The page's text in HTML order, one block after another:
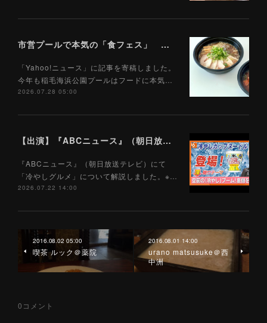
市営プールで本気の「食フェス」 プールサイドで味わえる「ご当地麺」の実力は？（Yahoo!ニュース）7/28
「Yahoo!ニュース」に記事を寄稿しました。
今年も稲毛海浜公園プールはフードに本気…
2026.07.28 05:00
【出演】『ABCニュース』（朝日放送テレビ）7/22
『ABCニュース』（朝日放送テレビ）にて
「冷やしグルメ」について解説しました。※…
2026.07.22 14:00
2016.08.02 05:00
喫茶 ルック＠薬院
2016.08.01 14:00
urano matsusuke＠西
中洲
0 コメント